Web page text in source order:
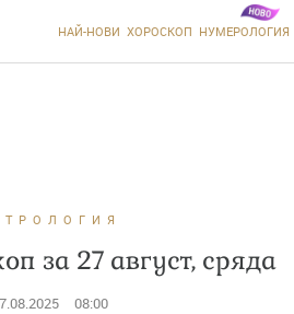
НАЙ-НОВИ ХОРОСКОП НУМЕРОЛОГИЯ
за 27 август, сряда
08:00